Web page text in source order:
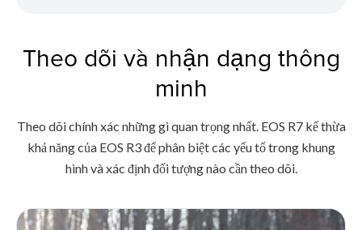
Theo dõi và nhận dạng thông
minh
Theo dõi chính xác những gì quan trọng nhất. EOS R7 kế thừa
khả năng của EOS R3 để phân biệt các yếu tố trong khung
hình và xác định đối tượng nào cần theo dõi.